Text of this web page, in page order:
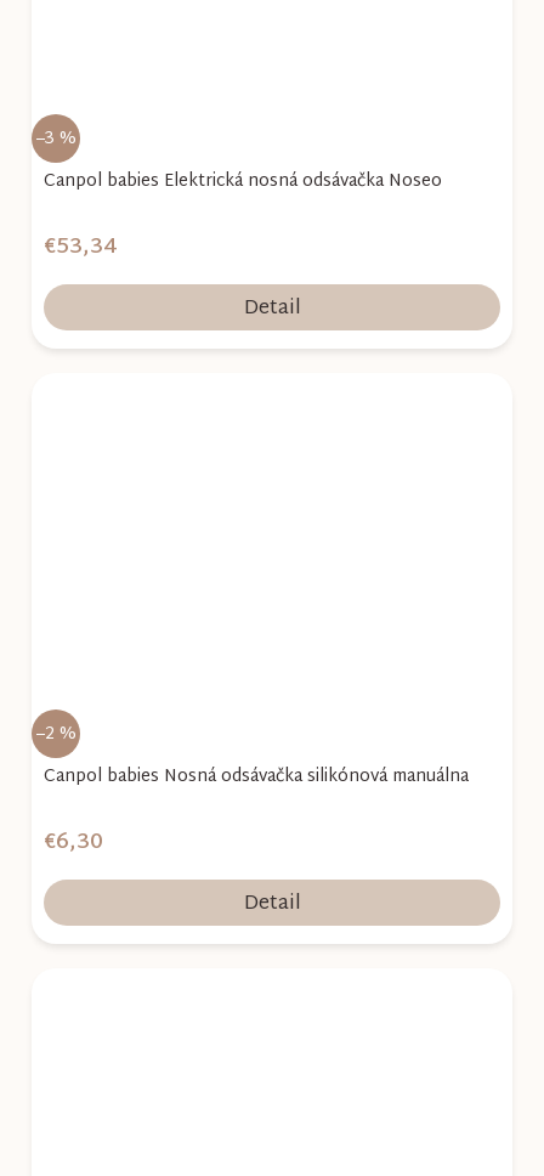
–3 %
Canpol babies Elektrická nosná odsávačka Noseo
€53,34
Detail
–2 %
Canpol babies Nosná odsávačka silikónová manuálna
€6,30
Detail